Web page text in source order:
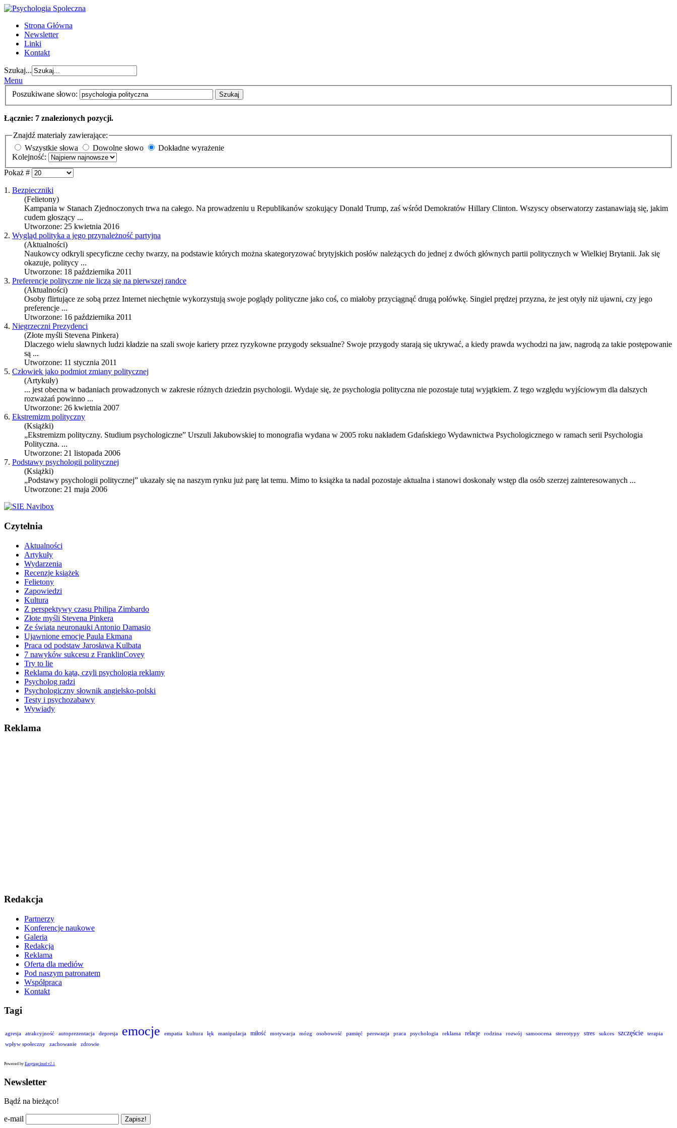
Strona Główna
Newsletter
Linki
Kontakt
Szukaj...
Menu
Poszukiwane słowo:
Szukaj
Łącznie: 7 znalezionych pozycji.
Znajdź materiały zawierające:
Wszystkie słowa
Dowolne słowo
Dokładne wyrażenie
Kolejność:
Pokaż #
1. Bezpieczniki
(Felietony)
Kampania w Stanach Zjednoczonych trwa na całego. Na prowadzeniu u Republikanów szokujący Donald Trump, zaś wśród Demokratów Hillary Clinton. Wszyscy obserwatorzy zastanawiają się, jakim
cudem głoszący ...
Utworzone: 25 kwietnia 2016
2. Wygląd polityka a jego przynależność partyjna
(Aktualności)
Naukowcy odkryli specyficzne cechy twarzy, na podstawie których można skategoryzować brytyjskich posłów należących do jednej z dwóch głównych partii politycznych w Wielkiej Brytanii. Jak się
okazuje, politycy ...
Utworzone: 18 października 2011
3. Preferencje polityczne nie liczą się na pierwszej randce
(Aktualności)
Osoby flirtujące ze sobą przez Internet niechętnie wykorzystują swoje poglądy polityczne jako coś, co miałoby przyciągnąć drugą połówkę. Singiel prędzej przyzna, że jest otyły niż ujawni, czy jego
preferencje ...
Utworzone: 16 października 2011
4. Niegrzeczni Prezydenci
(Złote myśli Stevena Pinkera)
Dlaczego wielu sławnych ludzi kładzie na szali swoje kariery przez ryzykowne przygody seksualne? Swoje przygody starają się ukrywać, a kiedy prawda wychodzi na jaw, nagrodą za takie postępowanie
są ...
Utworzone: 11 stycznia 2011
5. Człowiek jako podmiot zmiany politycznej
(Artykuły)
... jest obecna w badaniach prowadzonych w zakresie różnych dziedzin psychologii. Wydaje się, że psychologia polityczna nie pozostaje tutaj wyjątkiem. Z tego względu wyjściowym dla dalszych
rozważań powinno ...
Utworzone: 26 kwietnia 2007
6. Ekstremizm polityczny
(Książki)
„Ekstremizm polityczny. Studium psychologiczne” Urszuli Jakubowskiej to monografia wydana w 2005 roku nakładem Gdańskiego Wydawnictwa Psychologicznego w ramach serii Psychologia
Polityczna. ...
Utworzone: 21 listopada 2006
7. Podstawy psychologii politycznej
(Książki)
„Podstawy psychologii politycznej” ukazały się na naszym rynku już parę lat temu. Mimo to książka ta nadal pozostaje aktualna i stanowi doskonały wstęp dla osób szerzej zainteresowanych ...
Utworzone: 21 maja 2006
Czytelnia
Aktualności
Artykuły
Wydarzenia
Recenzje książek
Felietony
Zapowiedzi
Kultura
Z perspektywy czasu Philipa Zimbardo
Złote myśli Stevena Pinkera
Ze świata neuronauki Antonio Damasio
Ujawnione emocje Paula Ekmana
Praca od podstaw Jarosława Kulbata
7 nawyków sukcesu z FranklinCovey
Try to lie
Reklama do kąta, czyli psychologia reklamy
Psycholog radzi
Psychologiczny słownik angielsko-polski
Testy i psychozabawy
Wywiady
Reklama
Redakcja
Partnerzy
Konferencje naukowe
Galeria
Redakcja
Reklama
Oferta dla mediów
Pod naszym patronatem
Współpraca
Kontakt
Tagi
agresja atrakcyjność autoprezentacja depresja emocje empatia kultura lęk manipulacja miłość motywacja mózg osobowość pamięć perswazja praca psychologia reklama relacje rodzina rozwój samoocena stereotypy stres sukces szczęście
terapia
wpływ społeczny
zachowanie zdrowie
Powered by Easytagcloud v2.1
Newsletter
Bądź na bieżąco!
e-mail